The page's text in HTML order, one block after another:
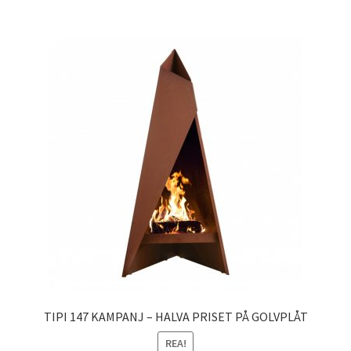
TIPI 147 KAMPANJ – HALVA PRISET PÅ GOLVPLÅT
REA!